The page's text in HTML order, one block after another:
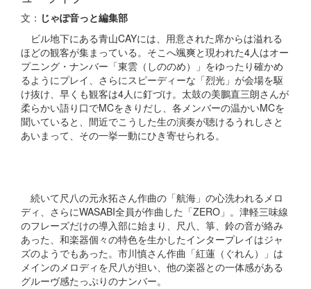
文： じゃぽ音っと編集部
ビル地下にある青山CAYには、用意された席からは溢れる
ほどの観客が集まっている。そこへ颯爽と現われた4人はオー
プニング・ナンバー「東雲（しののめ）」をゆったり確かめ
るようにプレイ、さらにスピーディーな「烈光」が会場を駆
け抜け、早くも観客は4人に釘づけ。太鼓の美鵬直三朗さんが
柔らかい語り口でMCをきりだし、各メンバーの温かいMCを
聞いていると、間近でこうした生の演奏が聴けるうれしさと
あいまって、その一挙一動にひき寄せられる。
続いて尺八の元永拓さん作曲の「航海」の心洗われるメロ
ディ、さらにWASABI全員が作曲した「ZERO」。津軽三味線
のフレーズだけの導入部に始まり、尺八、箏、鈴の音が絡み
あった、和楽器個々の特色を生かしたインタープレイはジャ
ズのようでもあった。市川慎さん作曲「紅蓮（ぐれん）」は
メインのメロディを尺八が担い、他の楽器との一体感がある
グルーヴ感たっぷりのナンバー。